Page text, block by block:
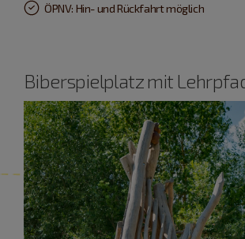
ÖPNV: Hin- und Rückfahrt möglich
Biberspielplatz mit